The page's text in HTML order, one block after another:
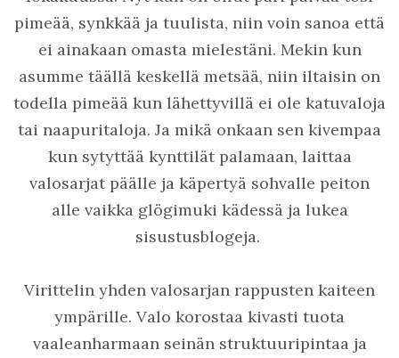
pimeää, synkkää ja tuulista, niin voin sanoa että
ei ainakaan omasta mielestäni. Mekin kun
asumme täällä keskellä metsää, niin iltaisin on
todella pimeää kun lähettyvillä ei ole katuvaloja
tai naapuritaloja. Ja mikä onkaan sen kivempaa
kun sytyttää kynttilät palamaan, laittaa
valosarjat päälle ja käpertyä sohvalle peiton
alle vaikka glögimuki kädessä ja lukea
sisustusblogeja.
Virittelin yhden valosarjan rappusten kaiteen
ympärille. Valo korostaa kivasti tuota
vaaleanharmaan seinän struktuuripintaa ja